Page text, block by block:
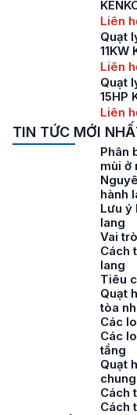
Liên
Quạt
11KW
Liên
Quạt
15HP
Liên
TIN TỨC MỚI
Phân
mùi ở
hành
Lưu ý
lang
Vai
Cách
lang
Tiêu
Quạt
tòa
Các
Các
tầng
Quạt
Cách
Cách